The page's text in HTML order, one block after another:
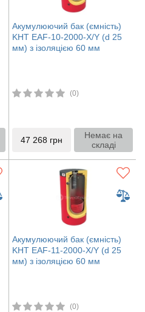
Акумулюючий бак (ємність)
KHT EAF-10-2000-X/Y (d 25
мм) з ізоляцією 60 мм
(0)
47 268 грн
Немає на
складі
Акумулюючий бак (ємність)
KHT EAF-11-2000-X/Y (d 25
мм) з ізоляцією 60 мм
(0)